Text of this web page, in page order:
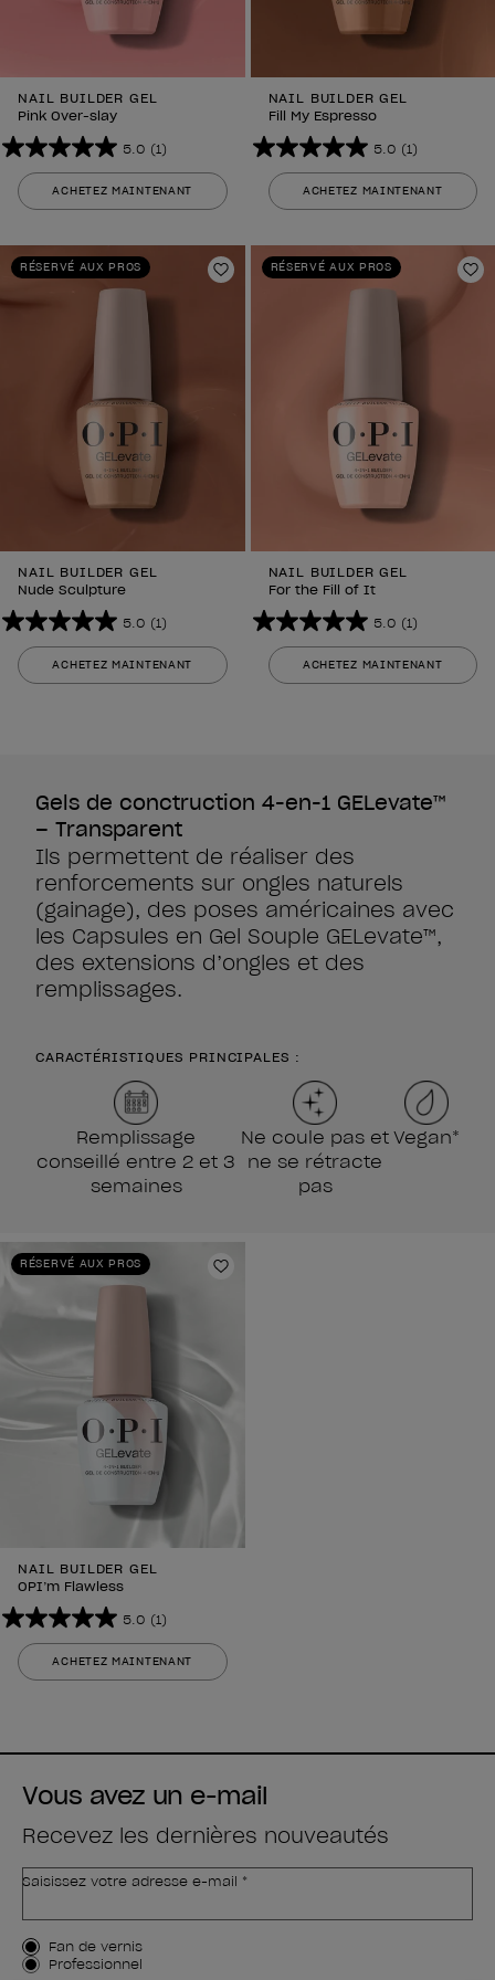
NAIL BUILDER GEL
Pink Over-slay
5.0 (1)
5.0
sur
5
1
avis
ACHETEZ MAINTENANT
NAIL BUILDER GEL
Fill My Espresso
5.0 (1)
5.0
sur
5
1
avis
ACHETEZ MAINTENANT
RÉSERVÉ AUX PROS
Ajouter aux favoris
NAIL BUILDER GEL
Nude Sculpture
5.0 (1)
5.0
sur
5
ACHETEZ MAINTENANT
RÉSERVÉ AUX PROS
NAIL BUILDER GEL
For the Fill of It
5.0 (1)
5.0
sur
5
ACHETEZ MAINTENANT
Gels de conctruction 4-en-1 GELevate™
– Transparent
Ils permettent de réaliser des
renforcements sur ongles naturels
(gainage), des poses américaines avec
les Capsules en Gel Souple GELevate™,
des extensions d’ongles et des
remplissages.
CARACTÉRISTIQUES PRINCIPALES :
Remplissage
conseillé entre 2 et 3
semaines
Ne coule pas et
ne se rétracte
pas
Vegan*
RÉSERVÉ AUX PROS
Ajouter aux favoris
NAIL BUILDER GEL
OPI’m Flawless
5.0 (1)
5.0
sur
5
avis
ACHETEZ MAINTENANT
Vous avez un e-mail
Recevez les dernières nouveautés
Saisissez votre adresse e-mail *
Type de client
Fan de vernis
Professionnel